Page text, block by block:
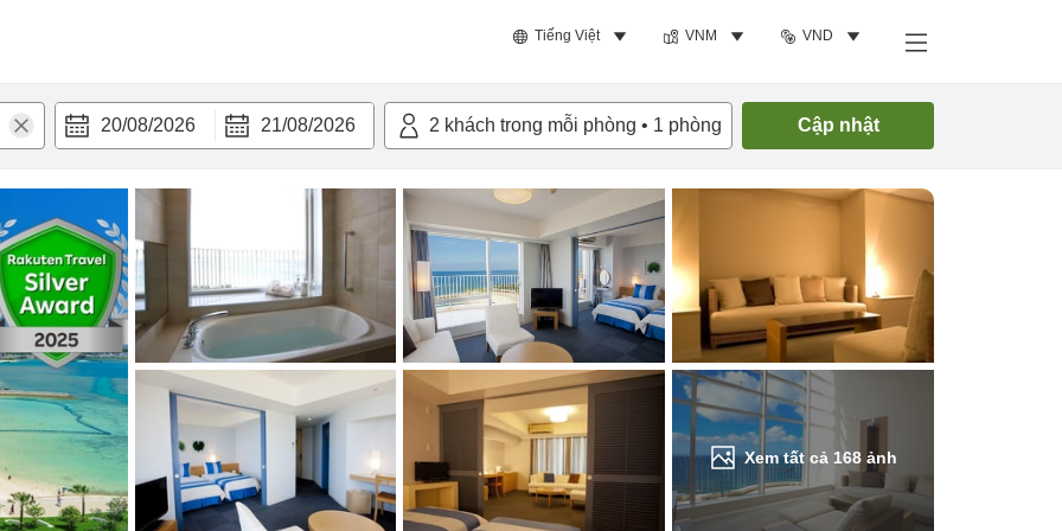
Tiếng Việt VNM VND
20/08/2026 21/08/2026 2 khách trong mỗi phòng • 1 phòng Cập nhật
Xem tất cả 168 ảnh
bật Tiện nghi Tìm phòng trống